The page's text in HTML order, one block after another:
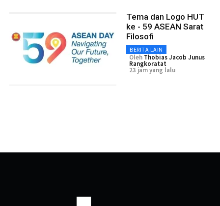
Tema dan Logo HUT
ke - 59 ASEAN Sarat
Filosofi
BERITA LAIN
Oleh Thobias Jacob Junus
Rangkoratat
23 jam yang lalu